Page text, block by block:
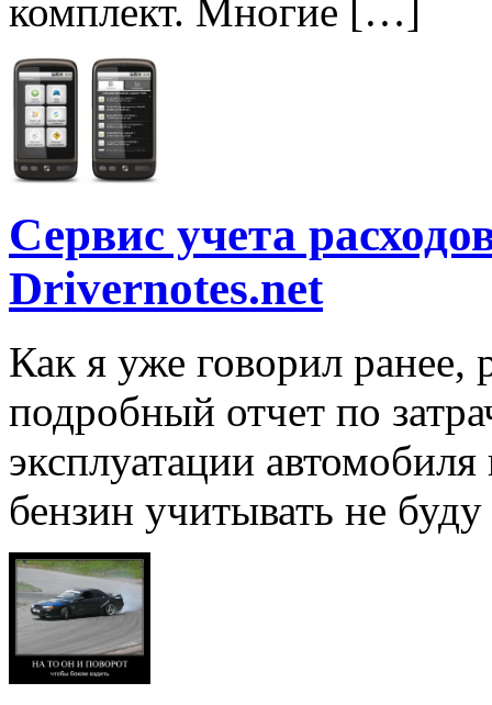
комплект. Многие […]
Сервис учета
Drivernotes.net
Как я уже говорил ранее,
подробный отчет по
эксплуатации
бензин учитывать не